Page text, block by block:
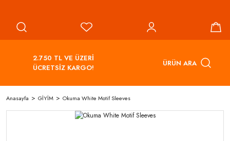
2.750 TL VE ÜZERİ
ÜCRETSİZ KARGO!
ÜRÜN ARA
Anasayfa GİYİM Okuma White Motif Sleeves